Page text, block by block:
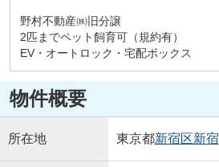
野村不動産㈱旧分譲
2匹までペット飼育可（規約有）
EV・オートロック・宅配ボックス
物件概要
所在地 東京都新宿区新宿